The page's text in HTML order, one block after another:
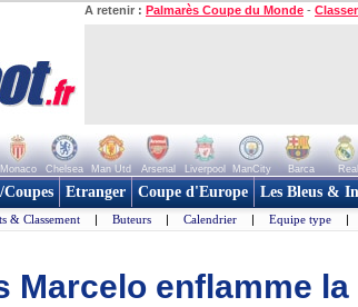
A retenir : Palmarès Coupe du Monde -
Monaco Chelsea Man Utd Arsenal Liverpool ManCity Barca Real
Etranger Coupe d'Europe Les Bleus &
& Classement | Buteurs | Calendrier | Equipe type |
Marcelo enflamme